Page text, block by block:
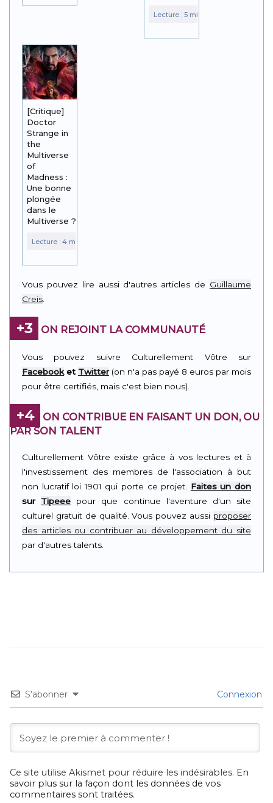
[Critique]
Doctor
Strange in
the
Multiverse
of
Madness :
Une bonne
plongée
dans le
Multiverse ?
Vous pouvez lire aussi d'autres articles de Guillaume
Creis
+3 ON REJOINT LA COMMUNAUTÉ
Vous pouvez suivre Culturellement Vôtre sur
Facebooket Twitter(on n'a pas payé 8 euros par mois
pour être certifiés, mais c'est bien nous).
+4
ON CONTRIBUE EN FAISANT UN DON, OU
PAR SON TALENT
Culturellement Vôtre existe grâce à vos lectures et à
l'investissement des membres de l'association à but
non lucratif loi 1901 qui porte ce projet. Faites un don
sur Tipeee pour que continue l'aventure d'un site
culturel gratuit de qualité. Vous pouvez aussi proposer
des articles ou contribuer au développement du site
par d'autres talents.
S’abonner Connexion
Ce site utilise Akismet pour réduire les indésirables. En
savoir plus sur la façon dont les données de vos
commentaires sont traitées.